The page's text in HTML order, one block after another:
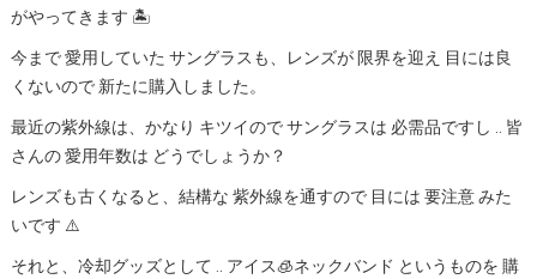
がやってきます 🏝
今まで 愛用していた サングラスも、レンズが 限界を迎え 目には良
くないので 新たに購入しました。
最近の紫外線は、かなり キツイので サングラスは 必需品ですし .. 皆
さんの 愛用年数は どうでしょうか？
レンズも古くなると、結構な 紫外線を通すので 目には 要注意 みた
いです ⚠️
それと、冷却グッズとして .. アイス🧊ネックバンド というものを 購